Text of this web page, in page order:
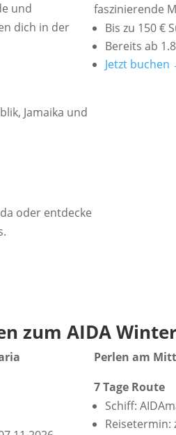
und
dich in der
Jamaika und
oder entdecke
faszinierende
Bis zu 150 €
Bereits ab
Jetzt buchen
zum AIDA
Perlen am
7 Tage Route
Schiff:
Reisetermin: